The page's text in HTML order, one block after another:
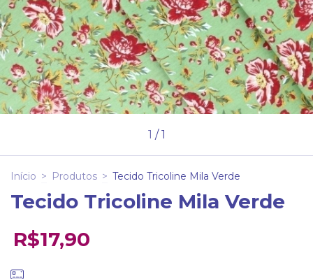
1 /1
Início > Produtos > Tecido Tricoline Mila Verde
Tecido Tricoline Mila Verde
R$17,90